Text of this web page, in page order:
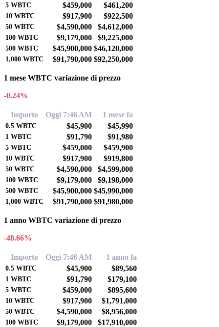
5 WBTC $459,000 $461,200
10 WBTC $917,900 $922,500
50 WBTC $4,590,000 $4,612,000
100 WBTC $9,179,000 $9,225,000
500 WBTC $45,900,000 $46,120,000
1,000 WBTC $91,790,000 $92,250,000
1 mese WBTC variazione di prezzo
-0.24%
Importo Oggi 7:46 AM 1 mese fa
0.5 WBTC $45,900 $45,990
1 WBTC $91,790 $91,980
5 WBTC $459,000 $459,900
10 WBTC $917,900 $919,800
50 WBTC $4,590,000 $4,599,000
100 WBTC $9,179,000 $9,198,000
500 WBTC $45,900,000 $45,990,000
1,000 WBTC $91,790,000 $91,980,000
1 anno WBTC variazione di prezzo
-48.66%
Importo Oggi 7:46 AM 1 anno fa
0.5 WBTC $45,900 $89,560
1 WBTC $91,790 $179,100
5 WBTC $459,000 $895,600
10 WBTC $917,900 $1,791,000
50 WBTC $4,590,000 $8,956,000
100 WBTC $9,179,000 $17,910,000